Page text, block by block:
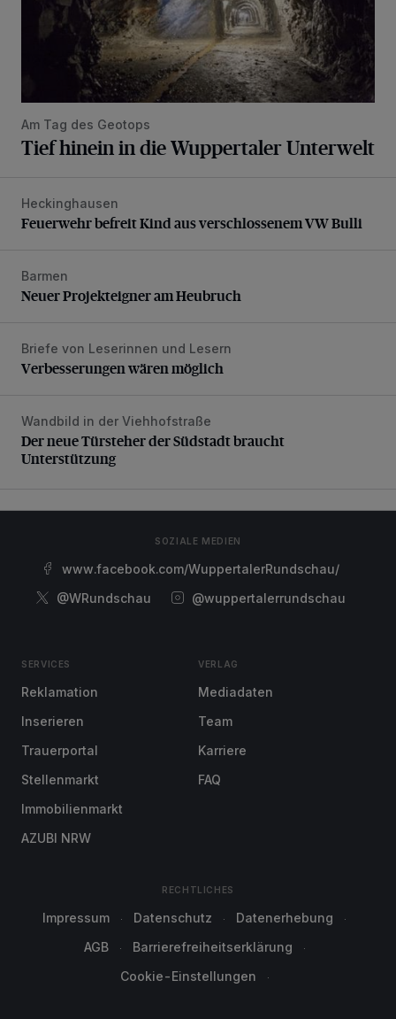
Am Tag des Geotops
Tief hinein in die Wuppertaler Unterwelt
Feuerwehr befreit Kind aus verschlossenem VW Bulli
Heckinghausen
Feuerwehr befreit Kind aus verschlossenem VW Bulli
Neuer Projekteigner am Heubruch
Barmen
Neuer Projekteigner am Heubruch
Verbesserungen wären möglich
Briefe von Leserinnen und Lesern
Verbesserungen wären möglich
Der neue Türsteher der Südstadt braucht Unterstützung
Wandbild in der Viehhofstraße
Der neue Türsteher der Südstadt braucht
Unterstützung
SOZIALE MEDIEN
www.facebook.com/WuppertalerRundschau/
@WRundschau
@wuppertalerrundschau
SERVICES
Reklamation
Inserieren
Trauerportal
Stellenmarkt
Immobilienmarkt
AZUBI NRW
VERLAG
Mediadaten
Team
Karriere
FAQ
RECHTLICHES
Impressum Datenschutz
Datenerhebung
AGB
Barrierefreiheitserklärung
Cookie-Einstellungen